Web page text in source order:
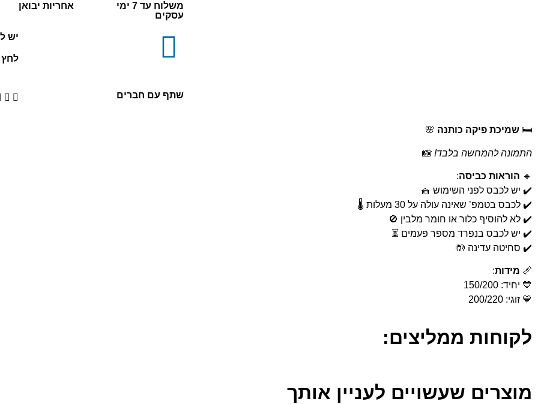
משלוח עד 7 ימי
עסקים
אחריות יבואן
יש
לחץ
שתף עם חברים
🛏️ שמיכת פיקה כותנה 🌸
התמונה להמחשה בלבד! 📸
🔹 הוראות כביסה:
✔️ יש לכבס לפני השימוש 🧺
✔️ לכבס בטמפ’ שאינה עולה על 30 מעלות 🌡️
✔️ לא להוסיף כלור או חומר מלבין 🚫
✔️ יש לכבס בנפרד מספר פעמים ⏳
✔️ סחיטה עדינה 🤲
📏 מידות:
💙 יחיד: 150/200
💙 זוגי: 200/220
לקוחות ממליצים:
מוצרים שעשויים לעניין אותך